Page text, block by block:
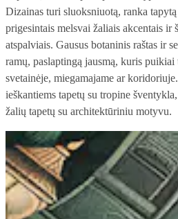
Dizainas turi sluoksniuotą, ranka
prigesintais melsvai žaliais akcentais ir
atspalviais. Gausus botaninis raštas ir
ramų, paslaptingą jausmą, kuris
svetainėje, miegamajame ar
ieškantiems tapetų su tropine
žalių tapetų su architektūriniu motyvu.